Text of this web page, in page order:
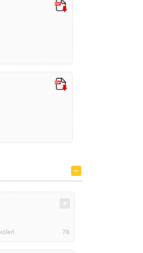
78